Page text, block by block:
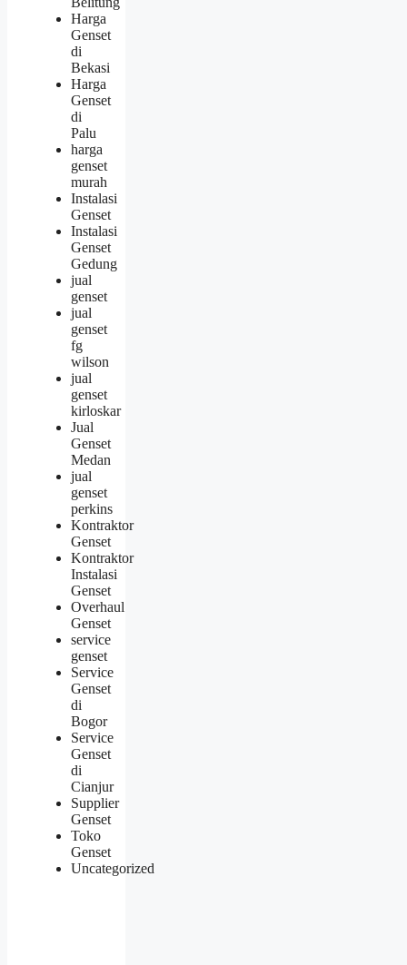
Harga
Genset
di
Bekasi
Harga
Genset
di
Palu
harga
genset
murah
Instalasi
Genset
Instalasi
Genset
Gedung
jual
genset
jual
genset
fg
wilson
jual
genset
kirloskar
Jual
Genset
Medan
jual
genset
perkins
Kontraktor
Genset
Kontraktor
Instalasi
Genset
Overhaul
Genset
service
genset
Service
Genset
di
Bogor
Service
Genset
di
Cianjur
Supplier
Genset
Toko
Genset
Uncategorized